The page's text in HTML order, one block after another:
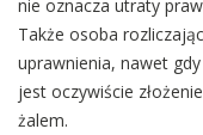
nie oznacza utraty
Także osoba
uprawnienia, nawet
jest oczywiście
żalem.